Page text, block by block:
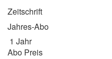
Zeitschrift
Jahres-Abo
1 Jahr
Abo Preis